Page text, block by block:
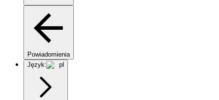
Powiadomienia
Język:
pl